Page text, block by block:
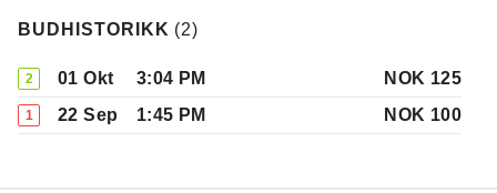
BUDHISTORIKK (2)
2 01 Okt 3:04 PM NOK 125
1 22 Sep 1:45 PM NOK 100